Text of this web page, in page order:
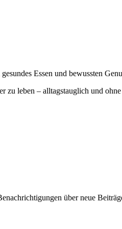
Essen und bewussten
zu leben – alltagstauglich und
über neue